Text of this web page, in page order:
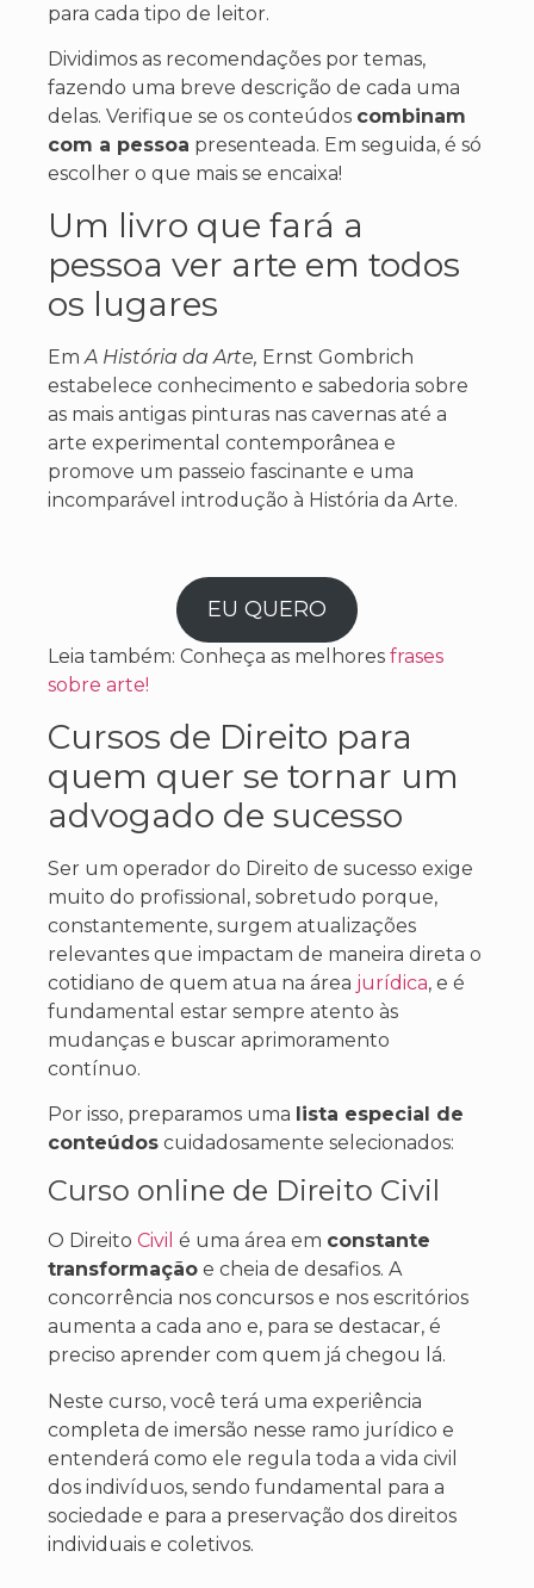
para cada tipo de leitor.
Dividimos as recomendações por temas,
fazendo uma breve descrição de cada uma
delas. Verifique se os conteúdos combinam
com a pessoa presenteada. Em seguida, é só
escolher o que mais se encaixa!
Um livro que fará a
pessoa ver arte em todos
os lugares
Em A História da Arte, Ernst Gombrich
estabelece conhecimento e sabedoria sobre
as mais antigas pinturas nas cavernas até a
arte experimental contemporânea e
promove um passeio fascinante e uma
incomparável introdução à História da Arte.
EU QUERO
Leia também: Conheça as melhores frases
sobre arte!
Cursos de Direito para
quem quer se tornar um
advogado de sucesso
Ser um operador do Direito de sucesso exige
muito do profissional, sobretudo porque,
constantemente, surgem atualizações
relevantes que impactam de maneira direta o
cotidiano de quem atua na área jurídica, e é
fundamental estar sempre atento às
mudanças e buscar aprimoramento
contínuo.
Por isso, preparamos uma lista especial de
conteúdos cuidadosamente selecionados:
Curso online de Direito Civil
O Direito Civil é uma área em constante
transformação e cheia de desafios. A
concorrência nos concursos e nos escritórios
aumenta a cada ano e, para se destacar, é
preciso aprender com quem já chegou lá.
Neste curso, você terá uma experiência
completa de imersão nesse ramo jurídico e
entenderá como ele regula toda a vida civil
dos indivíduos, sendo fundamental para a
sociedade e para a preservação dos direitos
individuais e coletivos.